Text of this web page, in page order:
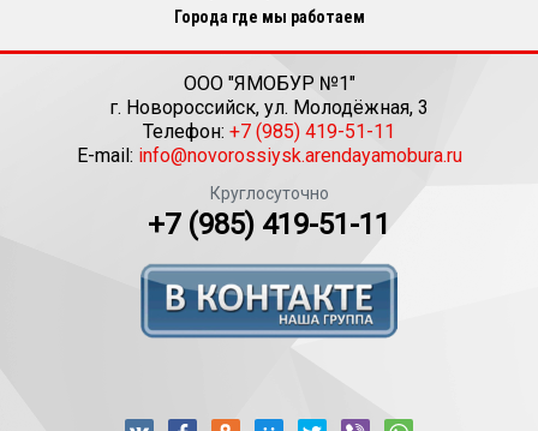
Города где мы работаем
ООО "ЯМОБУР №1"
г. Новороссийск, ул. Молодёжная, 3
Телефон: +7 (985) 419-51-11
E-mail: info@novorossiysk.arendayamobura.ru
Круглосуточно
+7 (985) 419-51-11